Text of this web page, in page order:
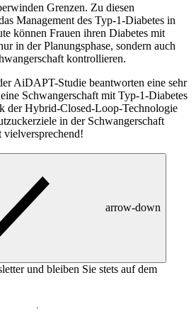
Grenzen. Zu diesen
Management des Typ-1-Diabetes in
können Frauen ihren Diabetes mit
in der Planungsphase, sondern auch
kontrollieren.
AiDAPT-Studie beantworten eine sehr
Schwangerschaft mit Typ-1-Diabetes
der Hybrid-Closed-Loop-Technologie
in der Schwangerschaft
arrow-down
und bleiben Sie stets auf dem